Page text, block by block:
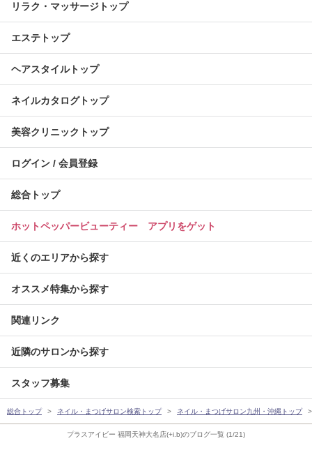
プラスアイビー 福岡天神大名店(+i.b)のブログ一覧 (1/21)
リラク・マッサージトップ
エステトップ
ヘアスタイルトップ
ネイルカタログトップ
美容クリニックトップ
ログイン / 会員登録
総合トップ
ホットペッパービューティー アプリをゲット
近くのエリアから探す
オススメ特集から探す
関連リンク
近隣のサロンから探す
スタッフ募集
総合トップ ネイル・まつげサロン検索トップ ネイル・まつげサロン九州・沖縄トップ